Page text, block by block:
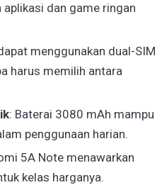
dan game ringan
menggunakan dual-SIM
harus memilih antara
: Baterai 3080 mAh mampu
penggunaan harian.
5A Note menawarkan
kelas harganya.